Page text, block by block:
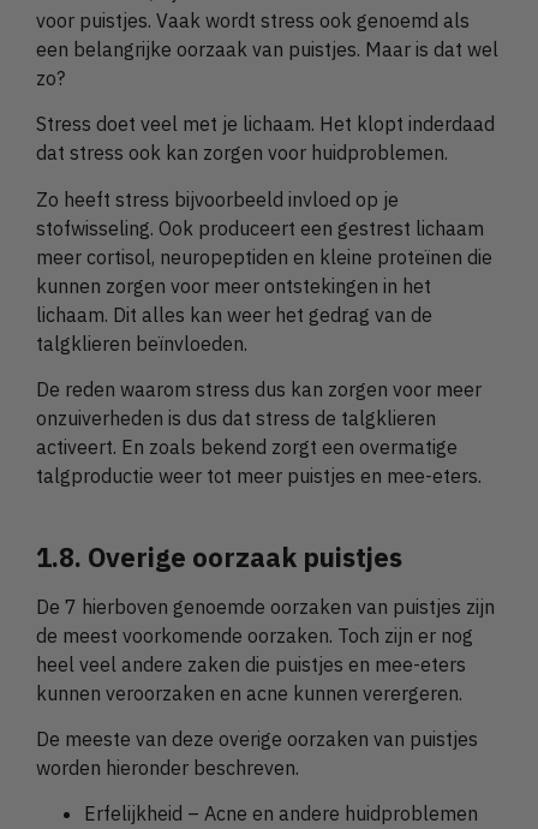
voor puistjes. Vaak wordt stress ook genoemd als
een belangrijke oorzaak van puistjes. Maar is dat wel
zo?
Stress doet veel met je lichaam. Het klopt inderdaad
dat stress ook kan zorgen voor huidproblemen.
Zo heeft stress bijvoorbeeld invloed op je
stofwisseling. Ook produceert een gestrest lichaam
meer cortisol, neuropeptiden en kleine proteïnen die
kunnen zorgen voor meer ontstekingen in het
lichaam. Dit alles kan weer het gedrag van de
talgklieren beïnvloeden.
De reden waarom stress dus kan zorgen voor meer
onzuiverheden is dus dat stress de talgklieren
activeert. En zoals bekend zorgt een overmatige
talgproductie weer tot meer puistjes en mee-eters.
1.8. Overige oorzaak puistjes
De 7 hierboven genoemde oorzaken van puistjes zijn
de meest voorkomende oorzaken. Toch zijn er nog
heel veel andere zaken die puistjes en mee-eters
kunnen veroorzaken en acne kunnen verergeren.
De meeste van deze overige oorzaken van puistjes
worden hieronder beschreven.
Erfelijkheid – Acne en andere huidproblemen